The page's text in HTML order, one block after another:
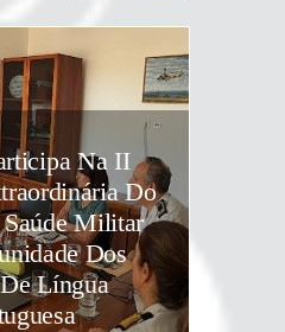
Na II
Do
Militar
Dos
Língua